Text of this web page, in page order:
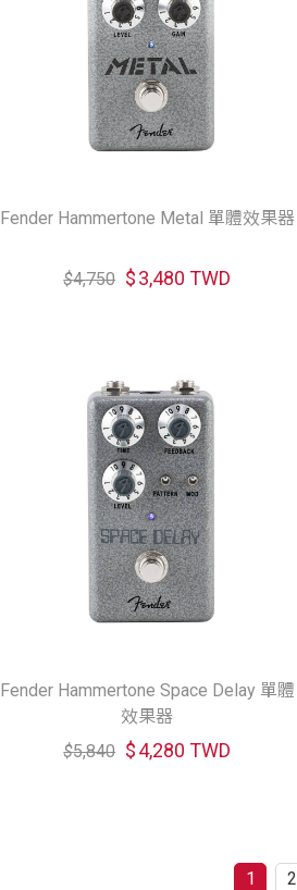
Fender Hammertone Metal 單體效果器
$4,750 $3,480 TWD
Fender Hammertone Space Delay 單體
效果器
$5,840 $4,280 TWD
1 2